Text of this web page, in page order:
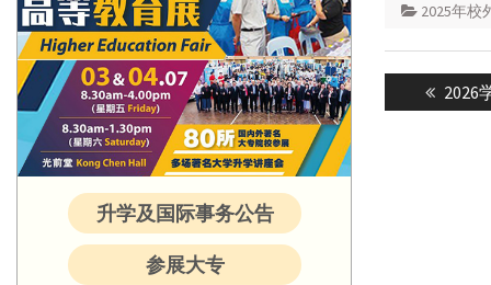
2025年校
Post
post:
2026
升学及国际事务公告
参展大专